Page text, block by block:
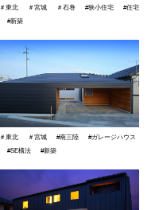
＃東北 ＃宮城 ＃石巻 #狭小住宅
#住宅
#新築
＃東北 ＃宮城 #南三陸
#ガレージハウス
#SE構法
#新築